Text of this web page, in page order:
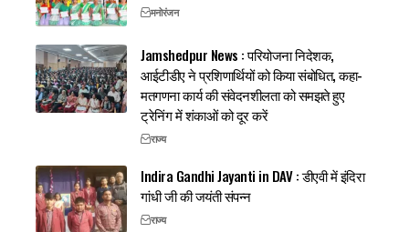
मनोरंजन
Jamshedpur News : परियोजना निदेशक,
आईटीडीए ने प्रशिणार्थियों को किया संबोधित, कहा-
मतगणना कार्य की संवेदनशीलता को समझते हुए
ट्रेनिंग में शंकाओं को दूर करें
राज्य
Indira Gandhi Jayanti in DAV : डीएवी में इंदिरा
गांधी जी की जयंती संपन्न
राज्य